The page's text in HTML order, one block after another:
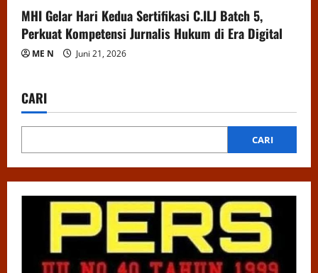
MHI Gelar Hari Kedua Sertifikasi C.ILJ Batch 5,
Perkuat Kompetensi Jurnalis Hukum di Era Digital
ME N Juni 21, 2026
CARI
CARI